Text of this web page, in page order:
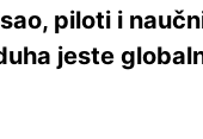
piloti i
jeste